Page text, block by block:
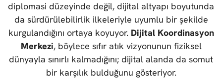
diplomasi düzeyinde değil, dijital altyapı boyutunda
da sürdürülebilirlik ilkeleriyle uyumlu bir şekilde
kurgulandığını ortaya koyuyor. Dijital Koordinasyon
Merkezi, böylece sıfır atık vizyonunun fiziksel
dünyayla sınırlı kalmadığını; dijital alanda da somut
bir karşılık bulduğunu gösteriyor.